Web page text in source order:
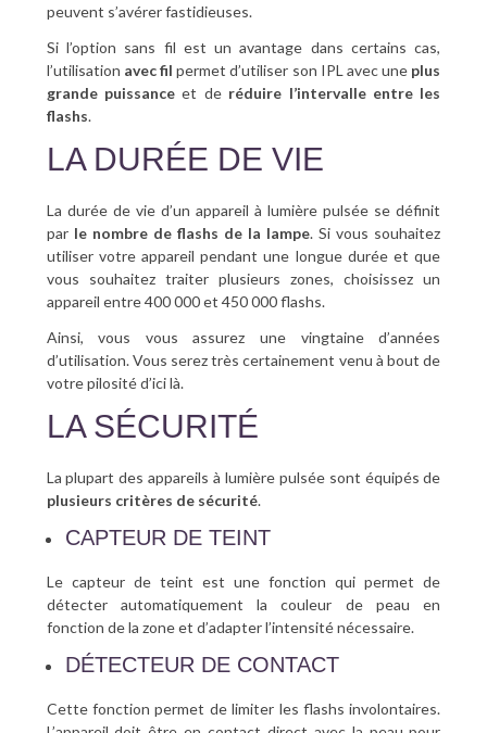
peuvent s’avérer fastidieuses.
Si l’option sans fil est un avantage dans certains cas,
l’utilisation avec fil permet d’utiliser son IPL avec une plus
grande puissanceet de réduire l’intervalle entre les
flashs.
LA DURÉE DE VIE
La durée de vie d’un appareil à lumière pulsée se définit
par le nombre de flashs de la lampe. Si vous souhaitez
utiliser votre appareil pendant une longue durée et que
vous souhaitez traiter plusieurs zones, choisissez un
appareil entre 400 000 et 450 000 flashs.
Ainsi, vous vous assurez une vingtaine d’années
d’utilisation. Vous serez très certainement venu à bout de
votre pilosité d’ici là.
LA SÉCURITÉ
La plupart des appareils à lumière pulsée sont équipés de
plusieurs critères de sécurité.
CAPTEUR DE TEINT
Le capteur de teint est une fonction qui permet de
détecter automatiquement la couleur de peau en
fonction de la zone et d’adapter l’intensité nécessaire.
DÉTECTEUR DE CONTACT
Cette fonction permet de limiter les flashs involontaires.